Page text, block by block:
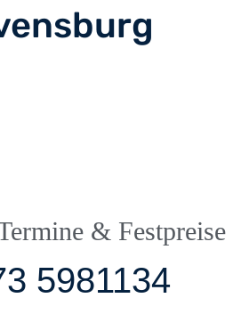
& Festpreise
5981134